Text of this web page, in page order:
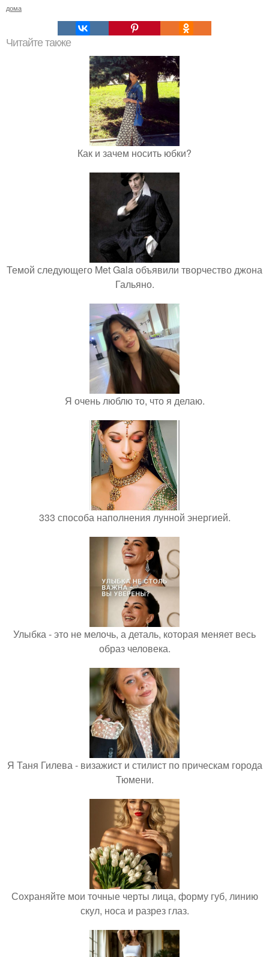
дома
Читайте также
Как и зачем носить юбки?
Темой следующего Met Gala объявили творчество джона
Гальяно.
Я очень люблю то, что я делаю.
333 способа наполнения лунной энергией.
Улыбка - это не мелочь, а деталь, которая меняет весь
образ человека.
Я Таня Гилева - визажист и стилист по прическам города
Тюмени.
Сохраняйте мои точные черты лица, форму губ, линию
скул, носа и разрез глаз.